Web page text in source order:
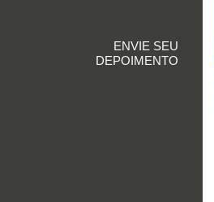
ENVIE SEU
DEPOIMENTO